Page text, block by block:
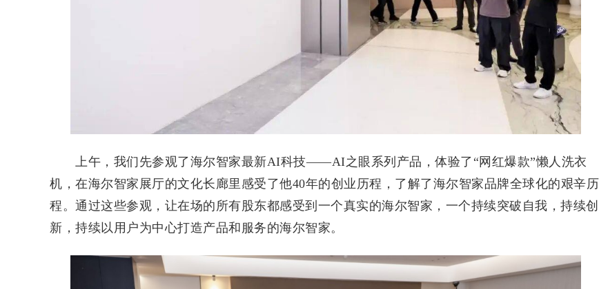
上午，我们先参观了海尔智家最新AI科技——AI之眼系列产品，体验了“网红爆款”懒人洗衣
机，在海尔智家展厅的文化长廊里感受了他40年的创业历程，了解了海尔智家品牌全球化的艰辛历
程。通过这些参观，让在场的所有股东都感受到一个真实的海尔智家，一个持续突破自我，持续创
新，持续以用户为中心打造产品和服务的海尔智家。